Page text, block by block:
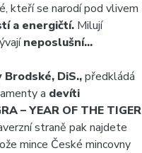
kteří se narodí pod vlivem
a energičtí. Milují
neposlušní…
Brodské, DiS.,předkládá
a devíti
– YEAR OF THE TIGER
straně pak najdete
mince České mincovny